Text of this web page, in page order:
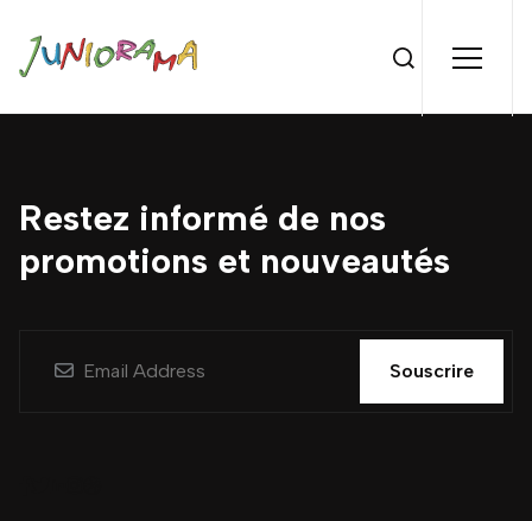
Restez informé de nos
promotions et nouveautés
Souscrire